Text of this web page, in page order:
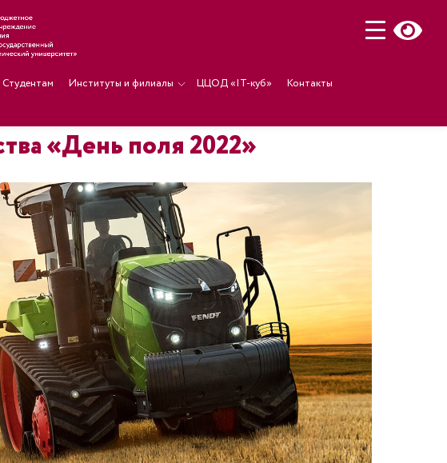
Студентам Институты и филиалы ЦЦОД «IT-куб»
Контакты
«День поля 2022»